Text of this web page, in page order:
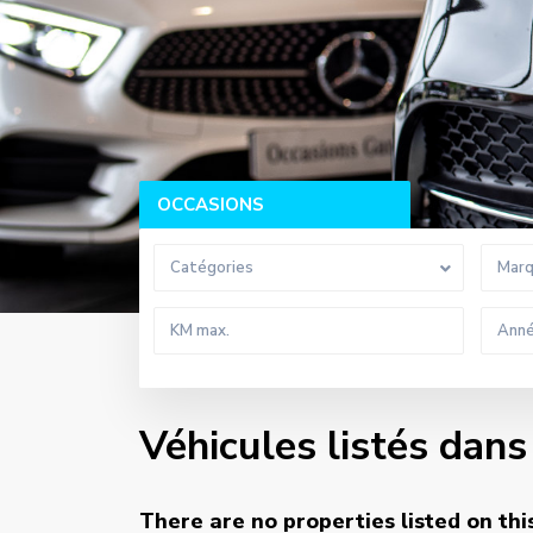
OCCASIONS
Catégories
Véhicules listés
There are no properties listed on